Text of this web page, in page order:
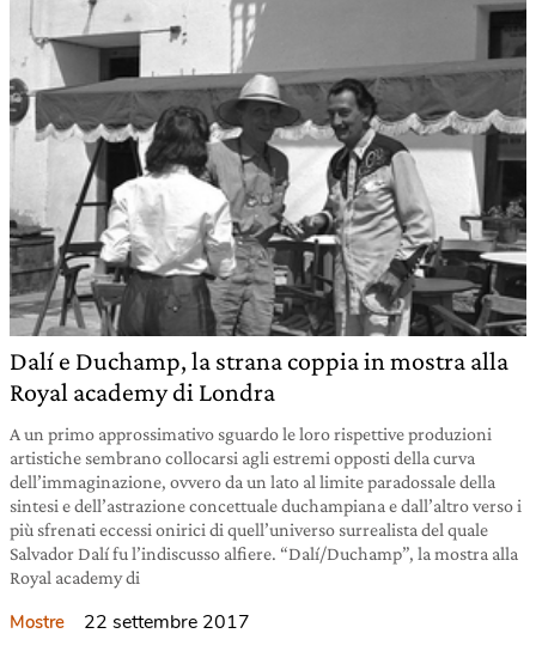
Dalí e Duchamp, la strana coppia in mostra alla
Royal academy di Londra
A un primo approssimativo sguardo le loro rispettive produzioni
artistiche sembrano collocarsi agli estremi opposti della curva
dell’immaginazione, ovvero da un lato al limite paradossale della
sintesi e dell’astrazione concettuale duchampiana e dall’altro verso i
più sfrenati eccessi onirici di quell’universo surrealista del quale
Salvador Dalí fu l’indiscusso alfiere. “Dalí/Duchamp”, la mostra alla
Royal academy di
Mostre 22 settembre 2017